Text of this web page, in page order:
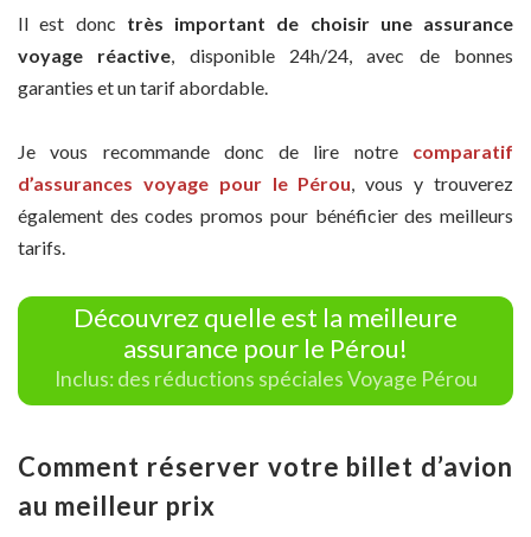
Il est donc très important de choisir une assurance
voyage réactive, disponible 24h/24, avec de bonnes
garanties et un tarif abordable.
Je vous recommande donc de lire notre comparatif
d’assurances voyage pour le Pérou, vous y trouverez
également des codes promos pour bénéficier des meilleurs
tarifs.
Découvrez quelle est la meilleure
assurance pour le Pérou!
Inclus: des réductions spéciales Voyage Pérou
Comment réserver votre billet d’avion
au meilleur prix